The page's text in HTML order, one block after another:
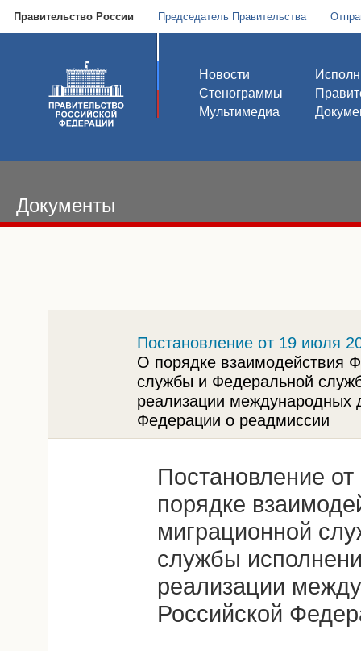
Правительство России Председатель Правительства
Новости
Стенограммы
Мультимедиа
Документы
Постановление от 19 июля
О порядке взаимодействия
службы и Федеральной
реализации международных
Федерации о реадмиссии
Постановление
порядке
миграционной
службы
реализации
Российской